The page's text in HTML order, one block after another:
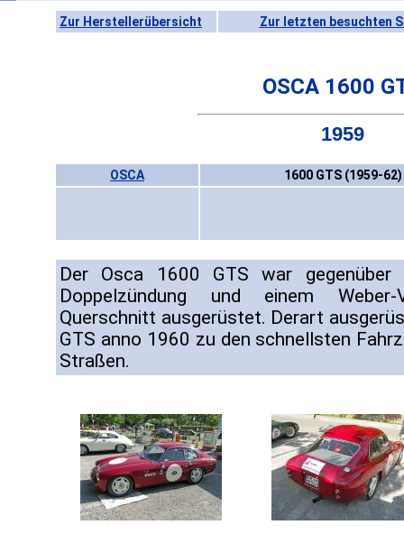
Zur Herstellerübersicht Zur letzten besuchten
OSCA 1600
1959
OSCA 1600 GTS (1959-62)
Der Osca 1600 GTS war
Doppelzündung und einem
Querschnitt ausgerüstet. Derart
GTS anno 1960 zu den schnellsten
Straßen.